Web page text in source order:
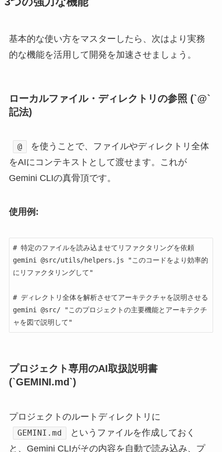
基本的な使い方をマスターしたら、次はより実務
的な機能を活用して開発を加速させましょう。
ローカルファイル・ディレクトリの参照 (`@`
記法)
@
を使うことで、ファイルやディレクトリ全体
をAIにコンテキストとして渡せます。これが
Gemini CLIの真骨頂です。
使用例:
# 特定のファイルを読み込ませてリファクタリングを依頼
gemini @src/utils/helpers.js "このコードをより効率的
にリファクタリングして"
# ディレクトリ全体を解析させてアーキテクチャを説明させる
gemini @src/ "このプロジェクトの主要機能とアーキテクチ
ャを図で説明して"
プロジェクト専用のAI取扱説明書
(`GEMINI.md`)
プロジェクトのルートディレクトリに
GEMINI.md
というファイルを作成しておく
と、Gemini CLIがその内容を自動で読み込み、プ